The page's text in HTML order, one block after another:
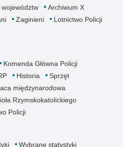
Archiwum X
Zaginieni
Lotnictwo Policji
Komenda Główna Policji
Historia
Sprzęt
międzynarodowa
Rzymskokatolickiego
Policji
Wybrane statystyki